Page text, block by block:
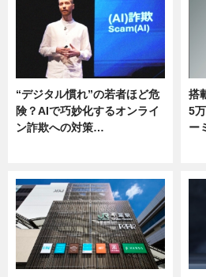
“デジタル慣れ”の若者ほど危
険？AIで巧妙化するオンライ
ン詐欺への対策…
搭
5
ー